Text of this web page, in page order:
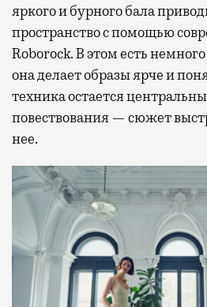
яркого и бурного бала
пространство с помощью
Roborock. В этом есть
она делает образы ярче и
техника остается
повествования — сюжет
нее.